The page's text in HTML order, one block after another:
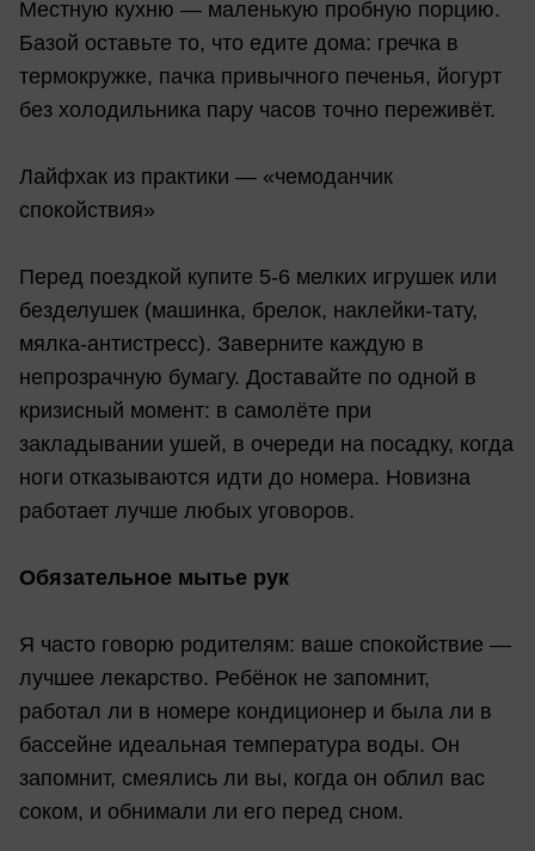
Местную кухню — маленькую пробную порцию.
Базой оставьте то, что едите дома: гречка в
термокружке, пачка привычного печенья, йогурт
без холодильника пару часов точно переживёт.
Лайфхак из практики — «чемоданчик
спокойствия»
Перед поездкой купите 5-6 мелких игрушек или
безделушек (машинка, брелок, наклейки-тату,
мялка-антистресс). Заверните каждую в
непрозрачную бумагу. Доставайте по одной в
кризисный момент: в самолёте при
закладывании ушей, в очереди на посадку, когда
ноги отказываются идти до номера. Новизна
работает лучше любых уговоров.
Обязательное мытье рук
Я часто говорю родителям: ваше спокойствие —
лучшее лекарство. Ребёнок не запомнит,
работал ли в номере кондиционер и была ли в
бассейне идеальная температура воды. Он
запомнит, смеялись ли вы, когда он облил вас
соком, и обнимали ли его перед сном.